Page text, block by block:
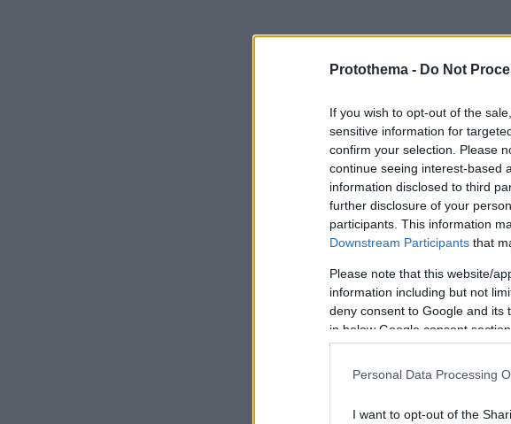
Protothema - Do Not
If you wish to opt-out of the
sensitive information for
confirm your selection. Please
continue seeing interest-based
information disclosed to third
further disclosure of your
participants. This information
Downstream Participants that
Please note that this website/
information including but not
deny consent to Google and its
in below Google consent section.
Personal Data Processing
I want to opt-out of the